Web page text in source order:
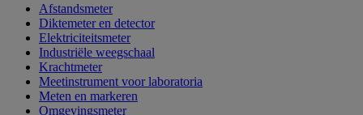
Afstandsmeter
Diktemeter en detector
Elektriciteitsmeter
Industriële weegschaal
Krachtmeter
Meetinstrument voor laboratoria
Meten en markeren
Omgevingsmeter